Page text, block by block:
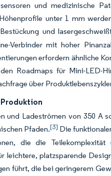
und medizinische
unter 1 mm
und
Verbinder mit hoher
erfordern ähnliche
Roadmaps für Mini-LED-
über
und Ladeströmen von 350
Pfaden.[3] Die
die die
leichtere, platzsparende
führt, die bei geringerem